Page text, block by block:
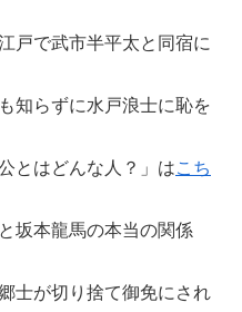
戸で武市半平太と同宿に
知らずに水戸浪士に恥を
とはどんな人？」はこち
坂本龍馬の本当の関係
士が切り捨て御免にされ